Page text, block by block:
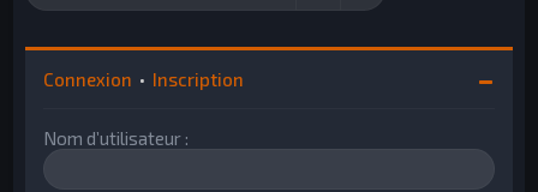
Connexion • Inscription
Nom d’utilisateur :